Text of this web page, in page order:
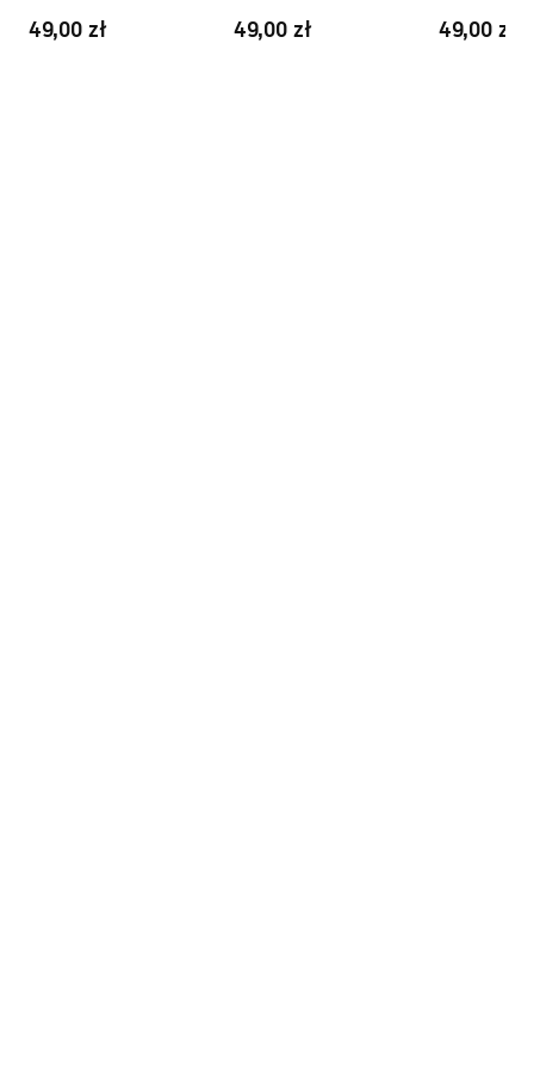
Gwarancja
24 miesiące
Pielegnacja.pdf
49,00 zł 49,00 zł 49,00 zł